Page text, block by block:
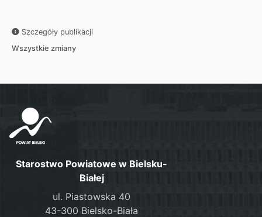
Szczegóły publikacji
Wszystkie zmiany
Starostwo Powiatowe w Bielsku-
Białej
ul. Piastowska 40
43-300 Bielsko-Biała